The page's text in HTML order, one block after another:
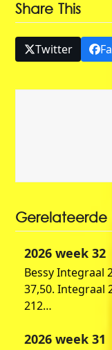
Share This
Twitter
2026 week 32
Bessy Integraal
37,50. Integraal
212…
2026 week 31